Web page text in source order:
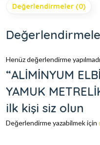
Değerlendirmeler (0)
Henüz değerlendirme
“ALİMİNYUM
YAMUK
ilk kişi siz olun
Değerlendirme yazabilmek için